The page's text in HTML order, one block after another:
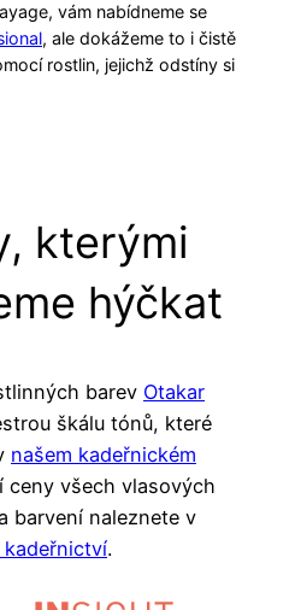
vám nabídneme se
, ale dokážeme to i čistě
rostlin, jejichž odstíny si
kterými
hýčkat
barev Otakar
škálu tónů, které
našem kadeřnickém
ceny všech vlasových
barvení naleznete v
kadeřnictví.